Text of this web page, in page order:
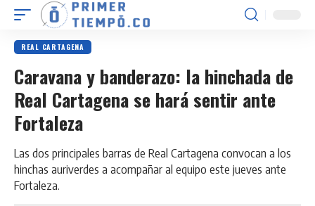
REAL CARTAGENA
Caravana y banderazo: la hinchada de
Real Cartagena se hará sentir ante
Fortaleza
Las dos principales barras de Real Cartagena convocan a los
hinchas auriverdes a acompañar al equipo este jueves ante
Fortaleza.